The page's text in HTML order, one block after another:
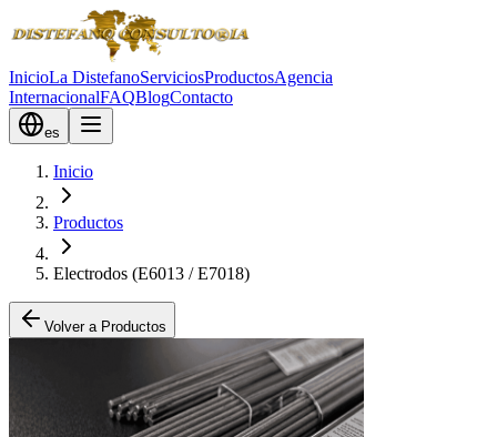
InicioLa DistefanoServiciosProductosAgencia
InternacionalFAQBlogContacto
es
Inicio
Productos
Electrodos (E6013 / E7018)
Volver a Productos